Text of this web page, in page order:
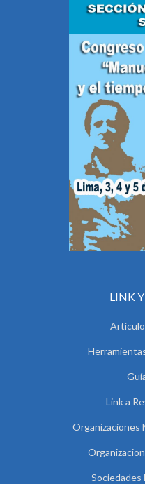
LINK Y
Link a
Organizaciones
Sociedades